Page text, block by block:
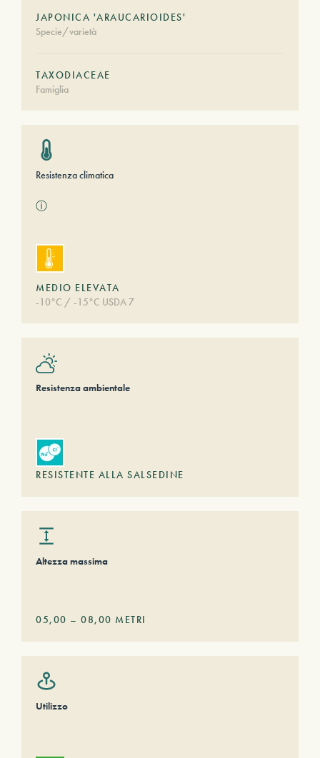
JAPONICA 'ARAUCARIOIDES'
Specie/varietà
TAXODIACEAE
Famiglia
Resistenza climatica
ⓘ
MEDIO ELEVATA
-10°C / -15°C USDA 7
Resistenza ambientale
RESISTENTE ALLA SALSEDINE
Altezza massima
05,00 – 08,00 METRI
Utilizzo